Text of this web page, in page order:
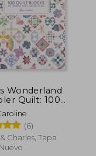
Wonderland
Quilt: 100
to
Your Sewing
Inglés)
(6)
Charles, Tapa